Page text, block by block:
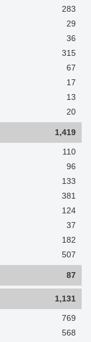
283
29
36
315
67
17
13
20
1,419
110
96
133
381
124
37
182
507
87
1,131
769
568